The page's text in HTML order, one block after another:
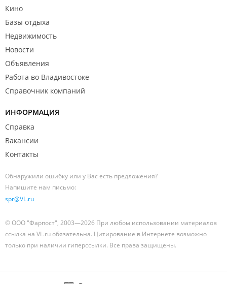
Кино
Базы отдыха
Недвижимость
Новости
Объявления
Работа во Владивостоке
Справочник компаний
ИНФОРМАЦИЯ
Справка
Вакансии
Контакты
Обнаружили ошибку или у Вас есть предложения?
Напишите нам письмо:
spr@VL.ru
© ООО "Фарпост", 2003—2026 При любом использовании материалов
ссылка на VL.ru обязательна. Цитирование в Интернете возможно
только при наличии гиперссылки. Все права защищены.